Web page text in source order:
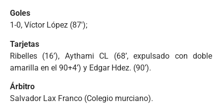
Goles
1-0, Víctor López (87′);
Tarjetas
Ribelles (16’), Aythami CL (68’, expulsado con doble
amarilla en el 90+4’) y Edgar Hdez. (90’).
Árbitro
Salvador Lax Franco (Colegio murciano).